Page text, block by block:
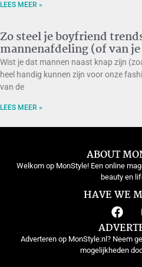
LEES MEER »
Zo steel je boyfriend
mannenafdeling (of van
Wist je dat mannen naast knap zijn
heel handig kunnen zijn voor onze
van de
LEES MEER »
ABOUT
Welkom op MonStyle! Een online
beauty en
HAVE WE
Adverteren op MonStyle.nl? Neem
mogelijkheden